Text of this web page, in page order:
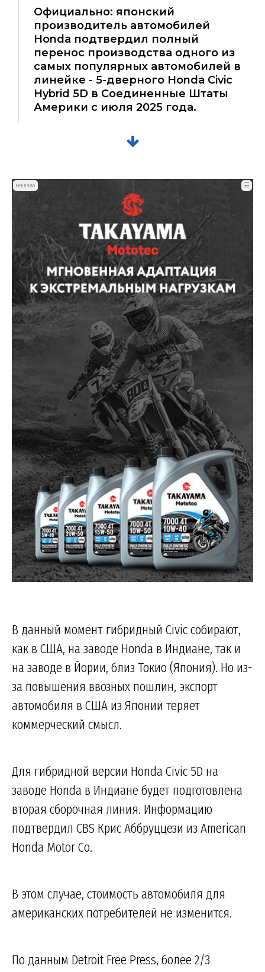
Официально: японский
производитель автомобилей
Honda подтвердил полный
перенос производства одного из
самых популярных автомобилей в
линейке - 5-дверного Honda Civic
Hybrid 5D в Соединенные Штаты
Америки с июля 2025 года.
Реклама ☰
В данный момент гибридный Civic собирают,
как в США, на заводе Honda в Индиане, так и
на заводе в Йории, близ Токио (Япония). Но из-
за повышения ввозных пошлин, экспорт
автомобиля в США из Японии теряет
коммерческий смысл.
Для гибридной версии Honda Civic 5D на
заводе Honda в Индиане будет подготовлена
вторая сборочная линия. Информацию
подтвердил CBS Крис Аббруццези из American
Honda Motor Co.
В этом случае, стоимость автомобиля для
американских потребителей не изменится.
По данным Detroit Free Press, более 2/3